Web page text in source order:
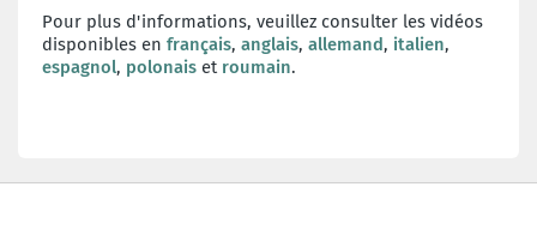
Pour plus d'informations, veuillez consulter les vidéos
disponibles en français, anglais, allemand, italien,
espagnol, polonais et roumain.